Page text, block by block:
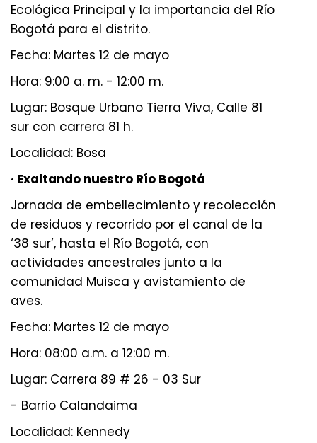
Ecológica Principal y la importancia del Río
Bogotá para el distrito.
Fecha: Martes 12 de mayo
Hora: 9:00 a. m. - 12:00 m.
Lugar: Bosque Urbano Tierra Viva, Calle 81
sur con carrera 81 h.
Localidad: Bosa
· Exaltando nuestro Río Bogotá
Jornada de embellecimiento y recolección
de residuos y recorrido por el canal de la
‘38 sur’, hasta el Río Bogotá, con
actividades ancestrales junto a la
comunidad Muisca y avistamiento de
aves.
Fecha: Martes 12 de mayo
Hora: 08:00 a.m. a 12:00 m.
Lugar: Carrera 89 # 26 - 03 Sur
- Barrio Calandaima
Localidad: Kennedy